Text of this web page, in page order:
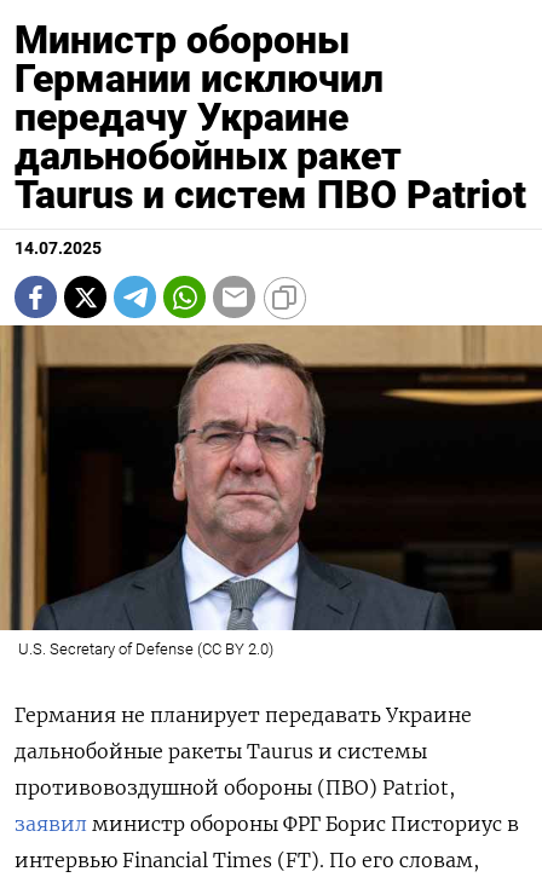
Министр обороны
Германии исключил
передачу Украине
дальнобойных ракет
Taurus и систем ПВО Patriot
14.07.2025
U.S. Secretary of Defense (CC BY 2.0)
Германия не планирует передавать Украине
дальнобойные ракеты Taurus и системы
противовоздушной обороны (ПВО) Patriot,
заявил министр обороны ФРГ Борис Писториус в
интервью Financial Times (FT). По его словам,